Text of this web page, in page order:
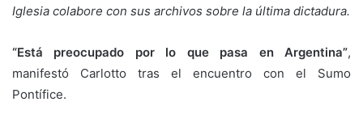
Iglesia colabore con sus archivos sobre la última dictadura.
“Está preocupado por lo que pasa en Argentina”,
manifestó Carlotto tras el encuentro con el Sumo
Pontífice.